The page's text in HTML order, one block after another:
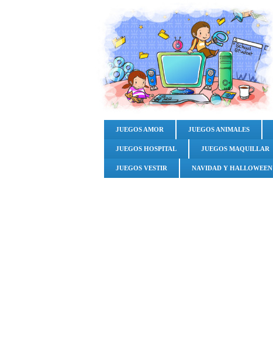
JUEGOS AMOR JUEGOS ANIMALES
JUEGOS HOSPITAL JUEGOS MAQUILLAR
JUEGOS VESTIR NAVIDAD Y HALLOWEEN